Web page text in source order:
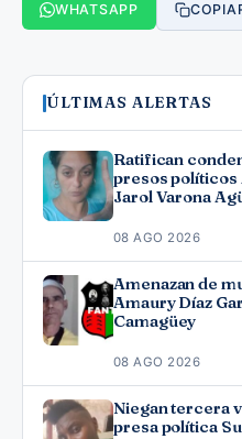
WHATSAPP
ÚLTIMAS ALERTAS
Ratifican
presos políticos
Jarol Varona
08 AGO 2026
Amenazan de
Amaury Díaz
Camagüey
08 AGO 2026
Niegan tercera
presa política